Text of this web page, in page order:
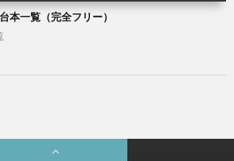
本一覧（完全フリー）